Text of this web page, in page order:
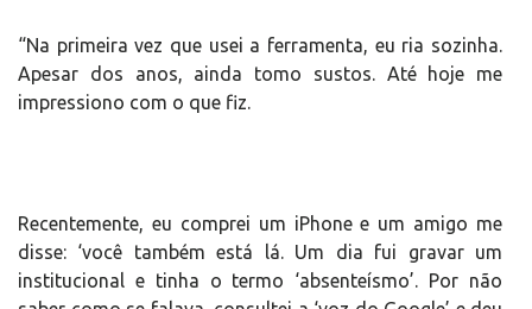
“Na primeira vez que usei a ferramenta, eu ria sozinha.
Apesar dos anos, ainda tomo sustos. Até hoje me
impressiono com o que fiz.
Recentemente, eu comprei um iPhone e um amigo me
disse: ‘você também está lá. Um dia fui gravar um
institucional e tinha o termo ‘absenteísmo’. Por não